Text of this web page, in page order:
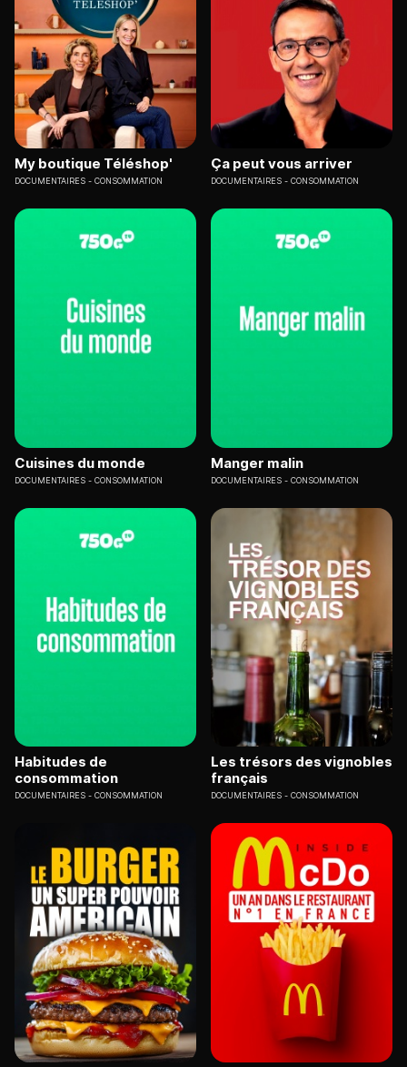
My boutique Téléshop'
DOCUMENTAIRES CONSOMMATION
Ça peut vous arriver
DOCUMENTAIRES CONSOMMATION
Cuisines du monde
DOCUMENTAIRES CONSOMMATION
Manger malin
DOCUMENTAIRES CONSOMMATION
Habitudes de
consommation
DOCUMENTAIRES CONSOMMATION
Les trésors des vignobles
français
DOCUMENTAIRES CONSOMMATION